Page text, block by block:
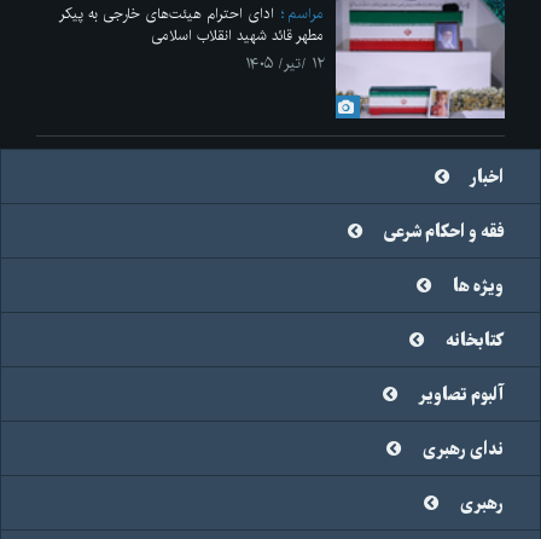
مراسم
ادای احترام هیئت‌های خارجی به پیکر
مطهر قائد شهید انقلاب اسلامی
۱۲ /تیر/ ۱۴۰۵
اخبار
فقه و احکام شرعی
ویژه ها
کتابخانه
آلبوم تصاویر
ندای رهبری
رهبری